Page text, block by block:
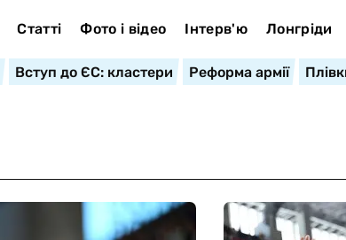
Статті Фото і відео Інтерв'ю Лонгріди
Вступ до ЄС: кластери Реформа армії